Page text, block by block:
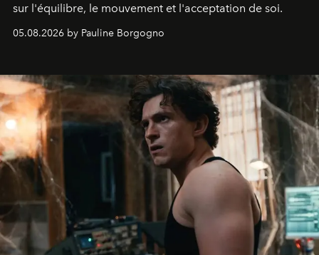
sur l'équilibre, le mouvement et l'acceptation de soi.
05.08.2026 by Pauline Borgogno